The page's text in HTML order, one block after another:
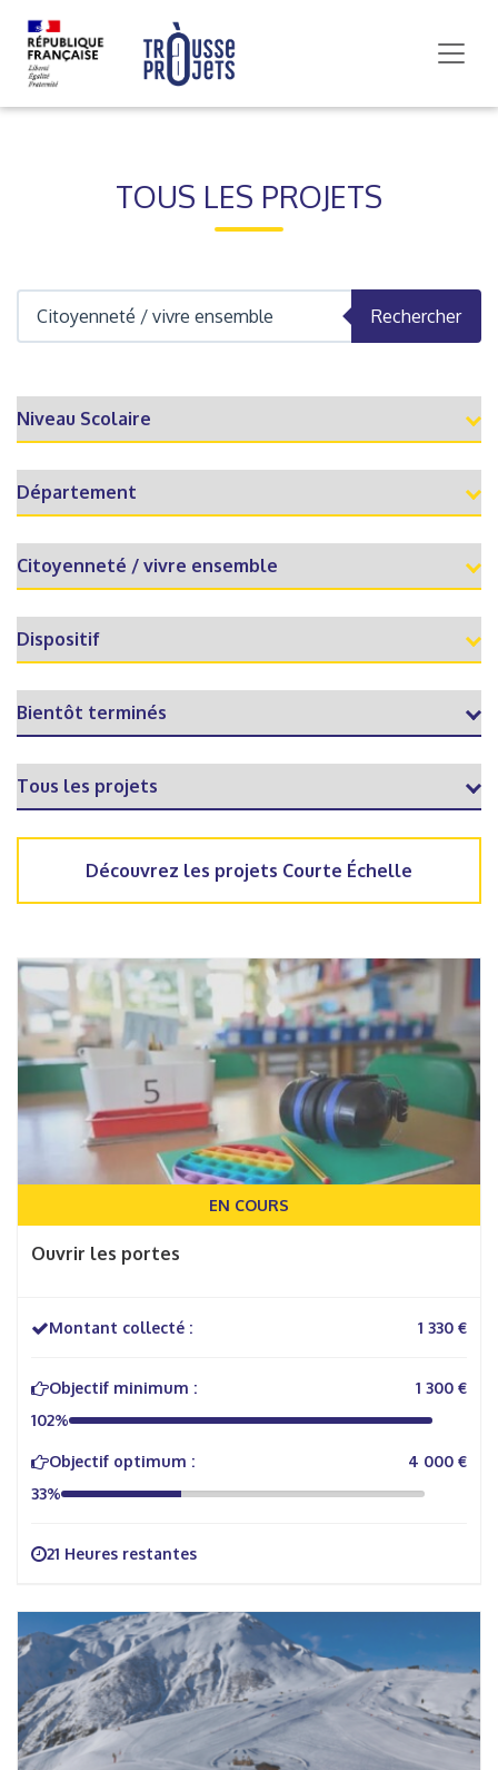
TOUS LES PROJETS
Rechercher
Découvrez les projets Courte Échelle
EN COURS
Ouvrir les portes
Montant collecté : 1 330 €
Objectif minimum :
1 300 €
102%
Objectif optimum :
4 000 €
33%
21 Heures restantes